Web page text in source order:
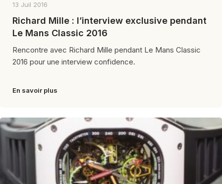
13 Juil 2016
Richard Mille : l’interview exclusive pendant
Le Mans Classic 2016
Rencontre avec Richard Mille pendant Le Mans Classic
2016 pour une interview confidence.
En savoir plus